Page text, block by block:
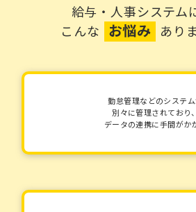
給与・人事システム
こんな お悩み あり
勤怠管理などのシステ
別々に管理されており、
データの連携に手間がか